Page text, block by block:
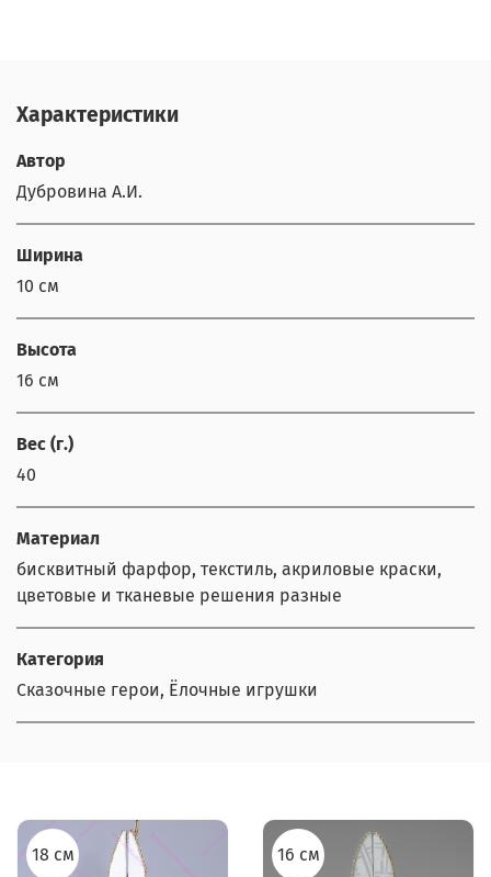
Характеристики
Автор
Дубровина А.И.
Ширина
10 см
Высота
16 см
Вес (г.)
40
Материал
бисквитный фарфор, текстиль, акриловые краски,
цветовые и тканевые решения разные
Категория
Сказочные герои, Ёлочные игрушки
18 см 16 см